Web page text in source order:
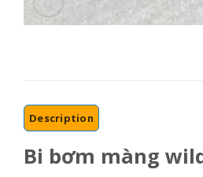
Description
Bi bơm màng